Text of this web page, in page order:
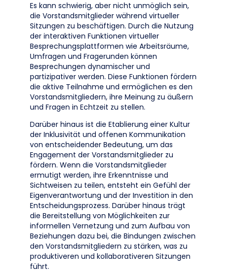
Es kann schwierig, aber nicht unmöglich sein,
die Vorstandsmitglieder während virtueller
Sitzungen zu beschäftigen. Durch die Nutzung
der interaktiven Funktionen virtueller
Besprechungsplattformen wie Arbeitsräume,
Umfragen und Fragerunden können
Besprechungen dynamischer und
partizipativer werden. Diese Funktionen fördern
die aktive Teilnahme und ermöglichen es den
Vorstandsmitgliedern, ihre Meinung zu äußern
und Fragen in Echtzeit zu stellen.
Darüber hinaus ist die Etablierung einer Kultur
der Inklusivität und offenen Kommunikation
von entscheidender Bedeutung, um das
Engagement der Vorstandsmitglieder zu
fördern. Wenn die Vorstandsmitglieder
ermutigt werden, ihre Erkenntnisse und
Sichtweisen zu teilen, entsteht ein Gefühl der
Eigenverantwortung und der Investition in den
Entscheidungsprozess. Darüber hinaus trägt
die Bereitstellung von Möglichkeiten zur
informellen Vernetzung und zum Aufbau von
Beziehungen dazu bei, die Bindungen zwischen
den Vorstandsmitgliedern zu stärken, was zu
produktiveren und kollaborativeren Sitzungen
führt.